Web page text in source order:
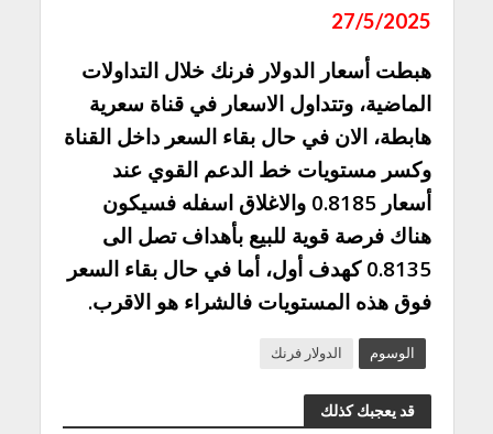
27/5/2025
هبطت أسعار الدولار فرنك خلال التداولات
الماضية، وتتداول الاسعار في قناة سعرية
هابطة، الان في حال بقاء السعر داخل القناة
وكسر مستويات خط الدعم القوي عند
أسعار 0.8185 والاغلاق اسفله فسيكون
هناك فرصة قوية للبيع بأهداف تصل الى
0.8135 كهدف أول، أما في حال بقاء السعر
فوق هذه المستويات فالشراء هو الاقرب.
الوسوم الدولار فرنك
قد يعجبك كذلك